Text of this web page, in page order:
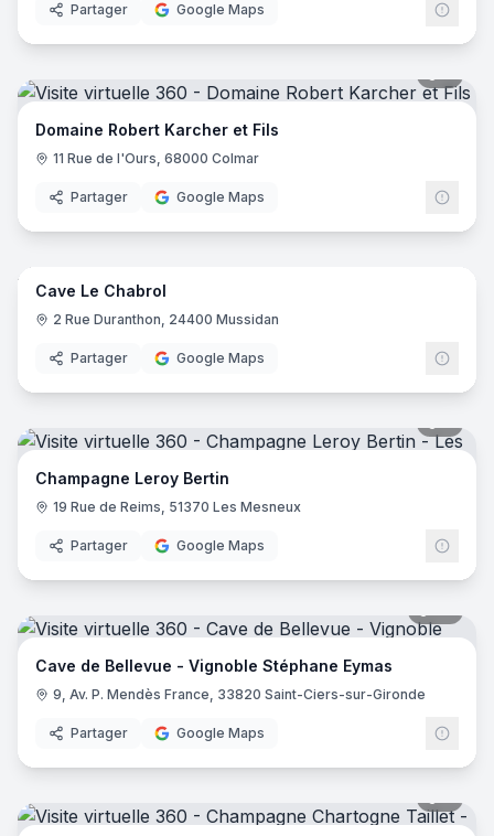
Partager Google Maps
Domaine Robert Karcher et Fils
11 Rue de l'Ours, 68000 Colmar
Partager Google Maps
6
Cave Le Chabrol
2 Rue Duranthon, 24400 Mussidan
Partager Google Maps
Champagne Leroy Bertin
19 Rue de Reims, 51370 Les Mesneux
Partager Google Maps
Cave de Bellevue - Vignoble Stéphane Eymas
9, Av. P. Mendès France, 33820 Saint-Ciers-sur-Gironde
Partager Google Maps